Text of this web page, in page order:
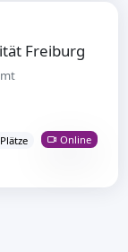
Freiburg
Online